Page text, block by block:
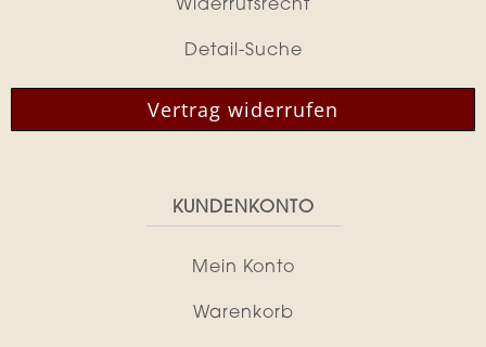
Widerrufsrecht
Detail-Suche
Vertrag widerrufen
KUNDENKONTO
Mein Konto
Warenkorb